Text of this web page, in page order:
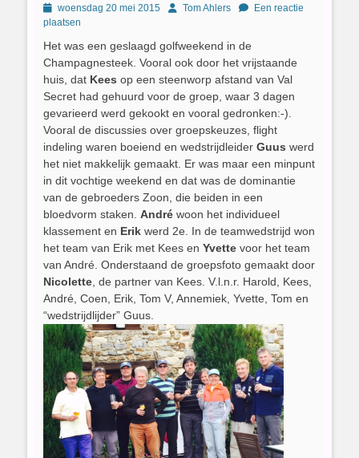
Geplaatst
op
woensdag 20 mei 2015 AuthorTom Ahlers
Een reactie
plaatsen
Het was een geslaagd golfweekend in de
Champagnesteek. Vooral ook door het vrijstaande
huis, dat Kees op een steenworp afstand van Val
Secret had gehuurd voor de groep, waar 3 dagen
gevarieerd werd gekookt en vooral gedronken:-).
Vooral de discussies over groepskeuzes, flight
indeling waren boeiend en wedstrijdleider Guus werd
het niet makkelijk gemaakt. Er was maar een minpunt
in dit vochtige weekend en dat was de dominantie
van de gebroeders Zoon, die beiden in een
bloedvorm staken. André woon het individueel
klassement en Erik werd 2e. In de teamwedstrijd won
het team van Erik met Kees en Yvette voor het team
van André. Onderstaand de groepsfoto gemaakt door
Nicolette , de partner van Kees. V.l.n.r. Harold, Kees,
André, Coen, Erik, Tom V, Annemiek, Yvette, Tom en
“wedstrijdlijder” Guus.